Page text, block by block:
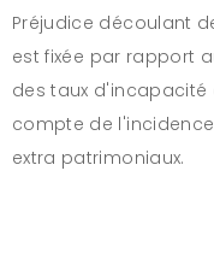
Préjudice découlant
est fixée par rapport
des taux
compte de
extra patrimoniaux.